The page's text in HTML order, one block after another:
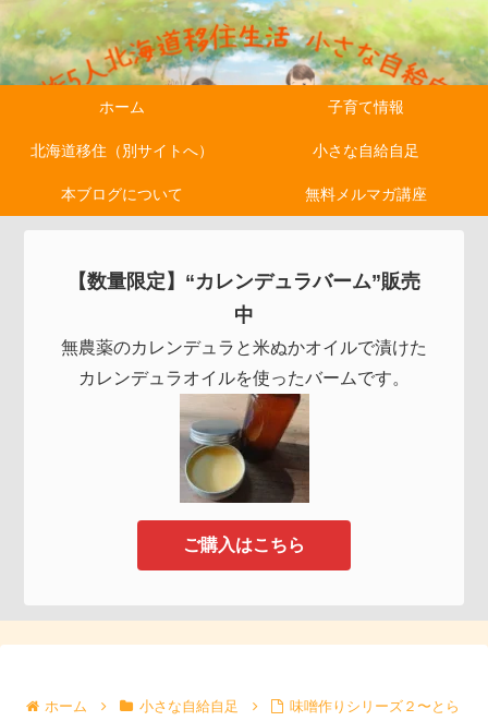
ホーム 子育て情報
北海道移住（別サイトへ） 小さな自給自足
本ブログについて 無料メルマガ講座
【数量限定】“カレンデュラバーム”販売
中
無農薬のカレンデュラと米ぬかオイルで漬けた
カレンデュラオイルを使ったバームです。
ご購入はこちら
ホーム 小さな自給自足
味噌作りシリーズ２〜とら